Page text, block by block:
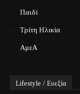
Παιδί
Τρίτη Ηλικία
ΑμεΑ
Lifestyle / Ευεξία